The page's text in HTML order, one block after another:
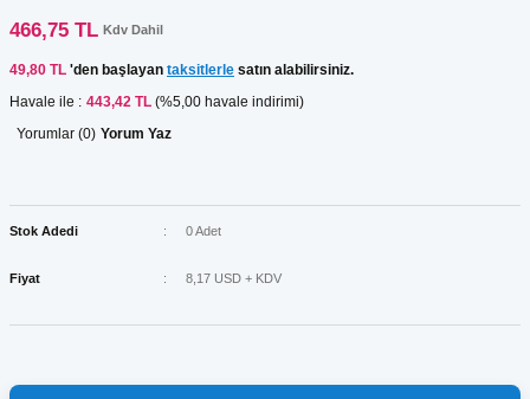
466,75 TL Kdv Dahil
49,80 TL 'den başlayan taksitlerle satın alabilirsiniz.
Havale ile : 443,42 TL (%5,00 havale indirimi)
Yorumlar (0) Yorum Yaz
Stok Adedi 0 Adet
Fiyat 8,17 USD + KDV